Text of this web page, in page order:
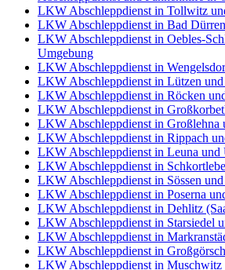
LKW Abschleppdienst in Tollwitz
LKW Abschleppdienst in Bad
LKW Abschleppdienst in Oebles-
Umgebung
LKW Abschleppdienst in
LKW Abschleppdienst in Lützen
LKW Abschleppdienst in Röcken
LKW Abschleppdienst in
LKW Abschleppdienst in Großlehna
LKW Abschleppdienst in Rippach
LKW Abschleppdienst in Leuna und
LKW Abschleppdienst in
LKW Abschleppdienst in Sössen
LKW Abschleppdienst in Poserna
LKW Abschleppdienst in Dehlitz
LKW Abschleppdienst in Starsiedel
LKW Abschleppdienst in
LKW Abschleppdienst in
LKW Abschleppdienst in Muschwitz